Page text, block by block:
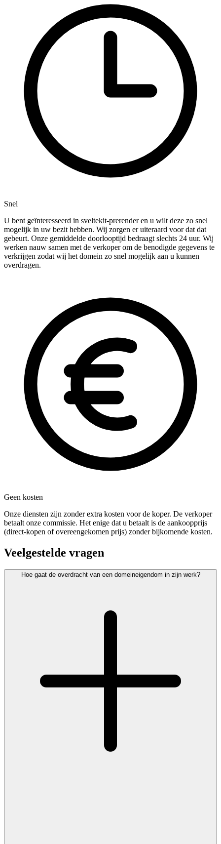
Snel
U bent geïnteresseerd in sveltekit-prerender en u wilt deze zo snel
mogelijk in uw bezit hebben. Wij zorgen er uiteraard voor dat dat
gebeurt. Onze gemiddelde doorlooptijd bedraagt slechts 24 uur. Wij
werken nauw samen met de verkoper om de benodigde gegevens te
verkrijgen zodat wij het domein zo snel mogelijk aan u kunnen
overdragen.
Geen kosten
Onze diensten zijn zonder extra kosten voor de koper. De verkoper
betaalt onze commissie. Het enige dat u betaalt is de aankoopprijs
(direct-kopen of overeengekomen prijs) zonder bijkomende kosten.
Veelgestelde vragen
Hoe gaat de overdracht van een domeineigendom in zijn werk?